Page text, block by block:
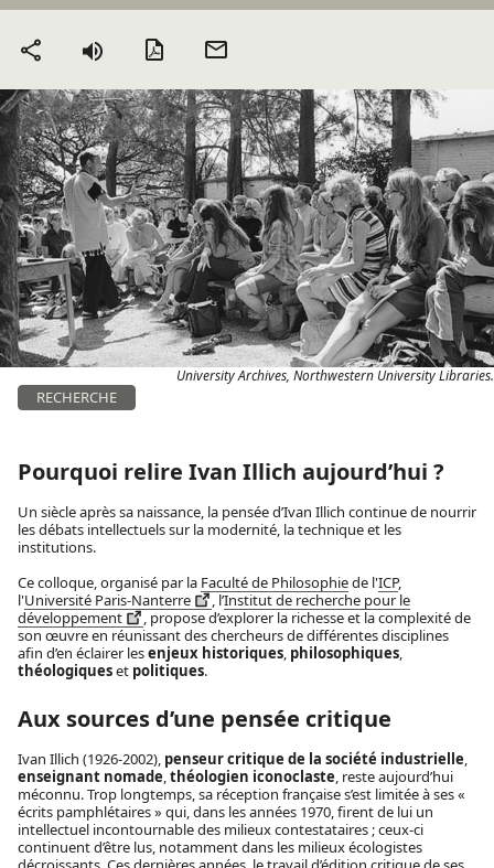
Partager Version PDF
University Archives, Northwestern University Libraries.
RECHERCHE
Pourquoi relire Ivan Illich aujourd’hui ?
Un siècle après sa naissance, la pensée d’Ivan Illich continue de nourrir
les débats intellectuels sur la modernité, la technique et les
institutions.
Ce colloque, organisé par la Faculté de Philosophiede l'ICP,
l'Université Paris-Nanterre , l’Institut de recherche pour le
développement
, propose d’explorer la richesse et la complexité de
son œuvre en réunissant des chercheurs de différentes disciplines
afin d’en éclairer lesenjeux historiques philosophiques
théologiqueset politiques.
Aux sources d’une pensée critique
Ivan Illich (1926-2002), penseur critique de la société industrielle
enseignant nomade théologien iconoclaste , reste aujourd’hui
méconnu. Trop longtemps, sa réception française s’est limitée à ses «
écrits pamphlétaires » qui, dans les années 1970, firent de lui un
intellectuel incontournable des milieux contestataires ; ceux-ci
continuent d’être lus, notamment dans les milieux écologistes